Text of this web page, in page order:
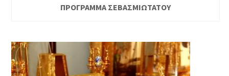
ΠΡΟΓΡΑΜΜΑ ΣΕΒΑΣΜΙΩΤΑΤΟΥ